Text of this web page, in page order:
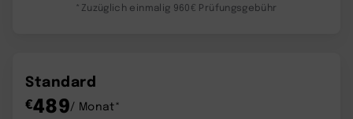
*Zuzüglich einmalig 960€ Prüfungsgebühr
Standard
€489/ Monat*